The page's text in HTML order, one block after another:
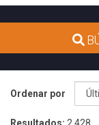
Ordenar por